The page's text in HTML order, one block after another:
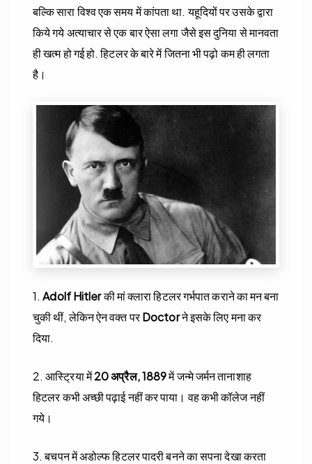
बल्कि सारा विश्व एक समय में कांपता था. यहूदियों पर उसके द्वारा
किये गये अत्याचार से एक बार ऐसा लगा जैसे इस दुनिया से मानवता
ही खत्म हो गई हो. हिटलर के बारे में जितना भी पढ़ो कम ही लगता
है।
1.Adolf Hitlerकी मां क्लारा हिटलर गर्भपात कराने का मन बना
चुकी थीं, लेकिन ऐन वक्त परDoctorने इसके लिए मना कर
दिया.
2. आस्ट्रिया में20 अप्रैल, 1889में जन्मे जर्मन तानाशाह
हिटलर कभी अच्छी पढ़ाई नहीं कर पाया। वह कभी कॉलेज नहीं
गये।
3. बचपन में अडोल्फ हिटलर पादरी बनने का सपना देखा करता